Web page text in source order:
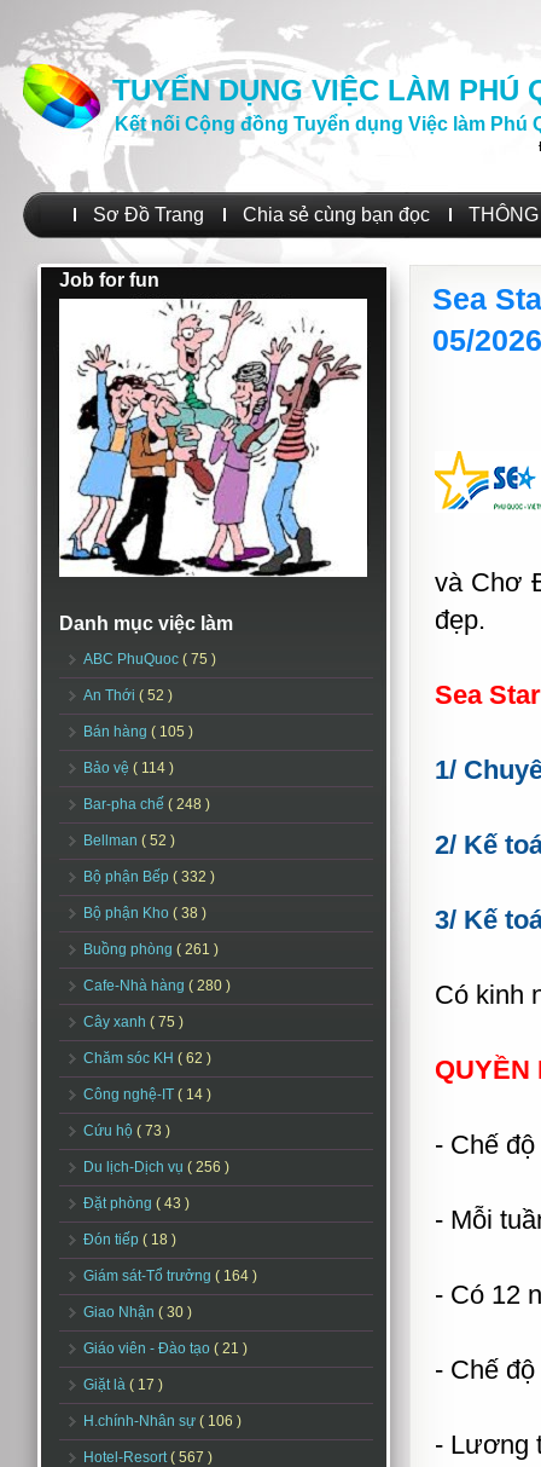
TUYỂN DỤNG VIỆC LÀM PHÚ
Kết nối Cộng đồng Tuyển dụng Việc làm Phú
Sơ Đồ Trang Chia sẻ cùng bạn đọc
Job for fun
Danh mục việc làm
ABC PhuQuoc ( 75 )
An Thới ( 52 )
Bán hàng ( 105 )
Bảo vệ ( 114 )
Bar-pha chế ( 248 )
Bellman ( 52 )
Bộ phận Bếp ( 332 )
Bộ phận Kho ( 38 )
Buồng phòng ( 261 )
Cafe-Nhà hàng ( 280 )
Cây xanh ( 75 )
Chăm sóc KH ( 62 )
Công nghệ-IT ( 14 )
Cứu hộ ( 73 )
Du lịch-Dịch vụ ( 256 )
Đặt phòng ( 43 )
Đón tiếp ( 18 )
Giám sát-Tổ trưởng ( 164 )
Giao Nhận ( 30 )
Giáo viên - Đào tạo ( 21 )
Giặt là ( 17 )
H.chính-Nhân sự ( 106 )
Hotel-Resort( 567 )
Sea
05/2026
và Chơ
đẹp.
Sea
1/
2/ Kế
3/ Kế
Có kinh
QUYỀN
- Chế
- Mỗi
- Có 12
- Chế
- Lương